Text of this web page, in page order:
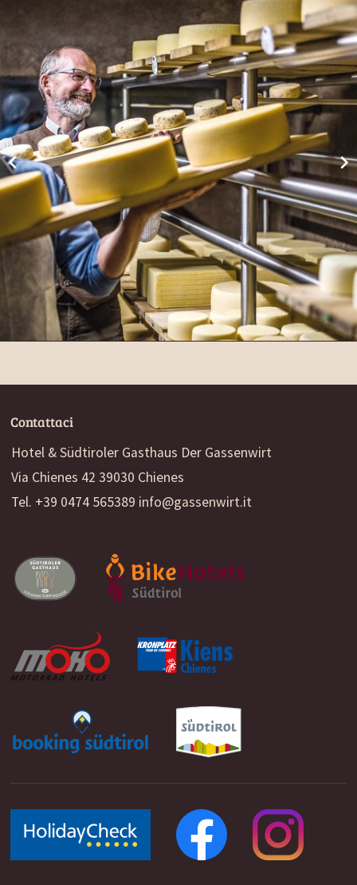
Contattaci
Hotel & Südtiroler Gasthaus Der Gassenwirt
Via Chienes 42 39030 Chienes
Tel. +39 0474 565389 info@gassenwirt.it